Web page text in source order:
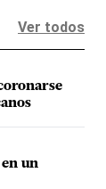
Ver todos
un